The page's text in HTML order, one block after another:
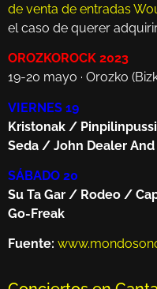
de venta de entradas
el caso de querer
OROZKOROCK 2023
19-20 mayo · Orozko
VIERNES 19
Kristonak /
Seda / John Dealer
SÁBADO 20
Su Ta Gar / Rodeo /
Go-Freak
Fuente: